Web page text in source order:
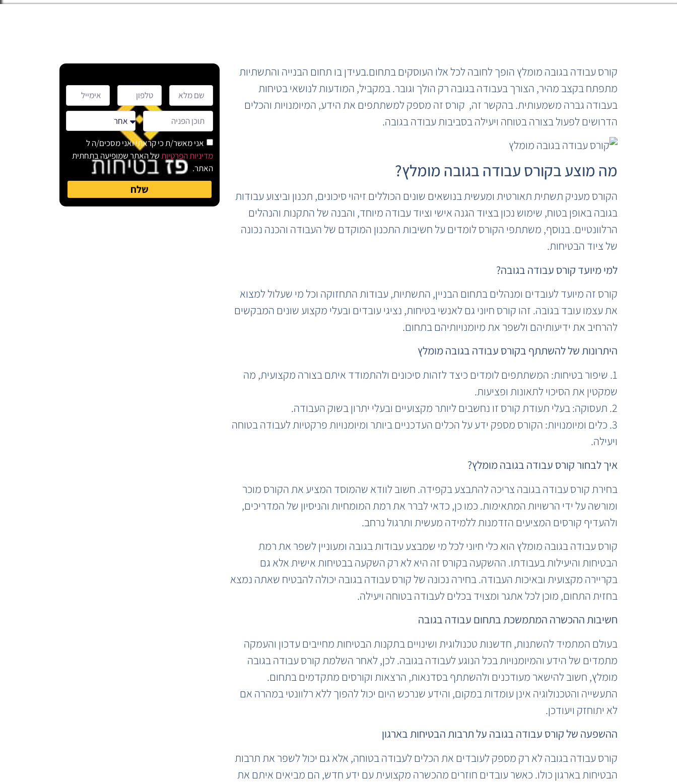
קורס עבודה בגובה מומלץ הופך לחובה לכל אלו העוסקים בתחום.בעידן בו תחום הבנייה והתשתיות
מתפתח בקצב מהיר, הצורך בעבודה בגובה רק הולך וגובר. במקביל, המודעות לנושאי בטיחות
בעבודה גברה משמעותית. בהקשר זה, קורס זה מספק למשתתפים את הידע, המיומנויות והכלים
הדרושים לפעול בצורה בטוחה ויעילה בסביבות עבודה בגובה.
מה מוצע בקורס עבודה בגובה מומלץ?
הקורס מעניק תשתית תאורטית ומעשית בנושאים שונים הכוללים זיהוי סיכונים, תכנון וביצוע עבודות
בגובה באופן בטוח, שימוש נכון בציוד הגנה אישי וציוד עבודה מיוחד, והבנה של התקנות והנהלים
הרלוונטיים. בנוסף, משתתפי הקורס לומדים על חשיבות התכנון המוקדם של העבודה והכנה נכונה
של ציוד הבטיחות.
למי מיועד קורס עבודה בגובה?
קורס זה מיועד לעובדים ומנהלים בתחום הבניין, התשתיות, עבודות התחזוקה וכל מי שעלול למצוא
את עצמו עובד בגובה. זהו קורס חיוני גם לאנשי בטיחות, נציגי עובדים ובעלי מקצוע שונים המבקשים
להרחיב את ידיעותיהם ולשפר את מיומנויותיהם בתחום.
היתרונות של להשתתף בקורס עבודה בגובה מומלץ
1. שיפור בטיחות: המשתתפים לומדים כיצד לזהות סיכונים ולהתמודד איתם בצורה מקצועית, מה
שמקטין את הסיכוי לתאונות ופציעות.
2. תעסוקה: בעלי תעודת קורס זו נחשבים ליותר מקצועיים ובעלי יתרון בשוק העבודה.
3. כלים ומיומנויות: הקורס מספק ידע על הכלים העדכניים ביותר ומיומנויות פרקטיות לעבודה בטוחה
ויעילה.
איך לבחור קורס עבודה בגובה מומלץ?
בחירת קורס עבודה בגובה צריכה להתבצע בקפידה. חשוב לוודא שהמוסד המציע את הקורס מוכר
ומורשה על ידי הרשויות המתאימות. כמו כן, כדאי לברר את רמת המומחיות והניסיון של המדריכים,
ולהעדיף קורסים המציעים הזדמנות ללמידה מעשית ותרגול נרחב.
קורס עבודה בגובה מומלץ הוא כלי חיוני לכל מי שמבצע עבודות בגובה ומעוניין לשפר את רמת
הבטיחות והיעילות בעבודתו. ההשקעה בקורס זה היא לא רק השקעה בבטיחות אישית אלא גם
בקריירה מקצועית ובאיכות העבודה. בחירה נכונה של קורס עבודה בגובה יכולה להבטיח שאתה נמצא
בחזית התחום, מוכן לכל אתגר ומצויד בכלים לעבודה בטוחה ויעילה.
חשיבות ההכשרה המתמשכת בתחום עבודה בגובה
בעולם המתמיד להשתנות, חדשנות טכנולוגית ושינויים בתקנות הבטיחות מחייבים עדכון והעמקה
מתמדים של הידע והמיומנויות בכל הנוגע לעבודה בגובה. לכן, לאחר השלמת קורס עבודה בגובה
מומלץ, חשוב להישאר מעודכנים ולהשתתף בסדנאות, הרצאות וקורסים מתקדמים בתחום.
התעשייה והטכנולוגיה אינן עומדות במקום, והידע שנרכש היום יכול להפוך ללא רלוונטי במהרה אם
לא יתוחזק ויעודכן.
ההשפעה של קורס עבודה בגובה על תרבות הבטיחות בארגון
קורס עבודה בגובה לא רק מספק לעובדים את הכלים לעבודה בטוחה, אלא גם יכול לשפר את תרבות
הבטיחות בארגון כולו. כאשר עובדים חוזרים מהכשרה מקצועית עם ידע חדש, הם מביאים איתם את
אני מאשר/ת כי קראתי ואני מסכים/ה ל
מדיניות הפרטיותשל האתר שמופיעה בתחתית
האתר.
שלח